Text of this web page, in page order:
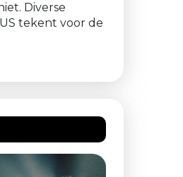
Diverse
tekent voor de